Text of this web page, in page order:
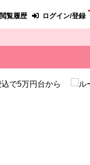
閲覧履歴 ログイン/登録